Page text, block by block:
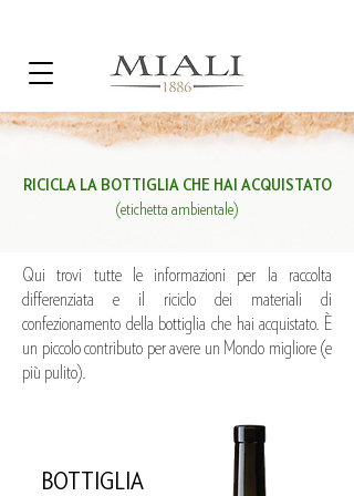
RICICLA LA BOTTIGLIA CHE HAI ACQUISTATO
(etichetta ambientale)
Qui trovi tutte le informazioni per la raccolta
differenziata e il riciclo dei materiali di
confezionamento della bottiglia che hai acquistato. È
un piccolo contributo per avere un Mondo migliore (e
più pulito).
BOTTIGLIA